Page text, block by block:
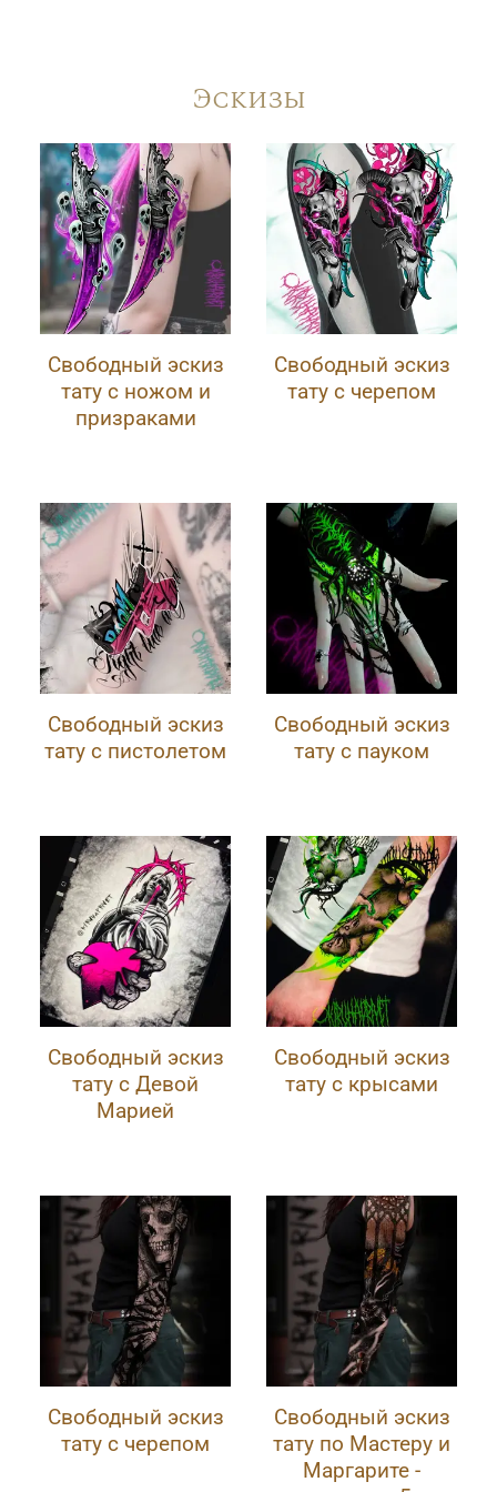
Эскизы
Свободный эскиз
тату с ножом и
призраками
Свободный эскиз
тату с черепом
Свободный эскиз
тату с пистолетом
Свободный эскиз
тату с пауком
Свободный эскиз
тату с Девой
Марией
Свободный эскиз
тату с крысами
Свободный эскиз
тату с черепом
Свободный эскиз
тату по Мастеру и
Маргарите -